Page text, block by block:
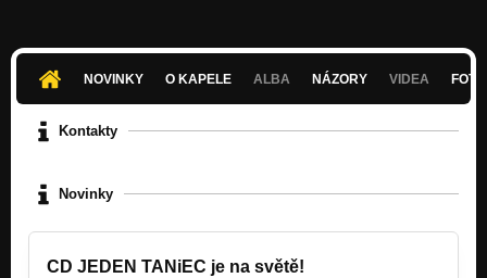
Ławeczka
Nezařazeno
NOVINKY O KAPELE ALBA NÁZORY VIDEA
Kontakty
Novinky
CD JEDEN TANiEC je na světě!